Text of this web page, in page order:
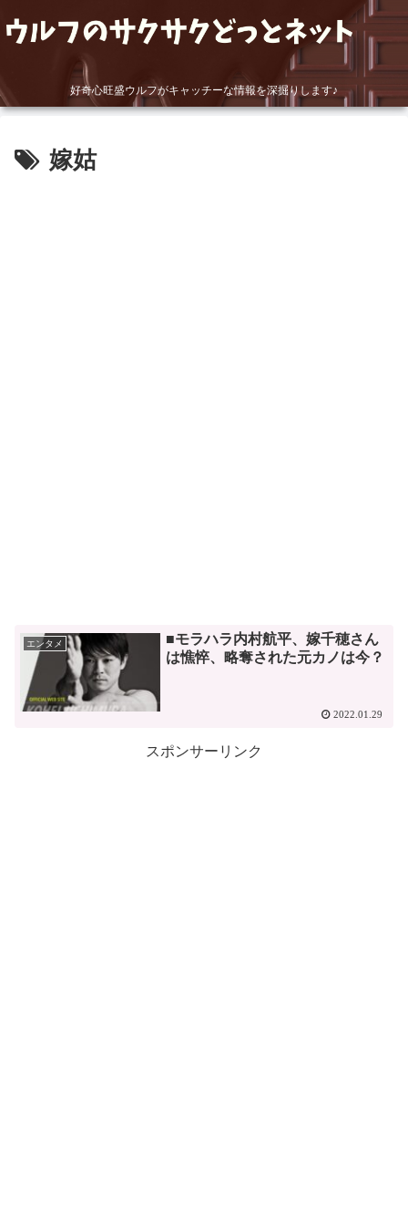
好奇心旺盛ウルフがキャッチーな情報を深掘りします♪
嫁姑
エンタメ
■モラハラ内村航平、嫁千穂さん
は憔悴、略奪された元カノは今？
2022.01.29
スポンサーリンク